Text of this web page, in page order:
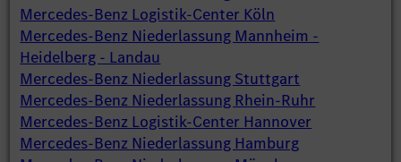
Mercedes-Benz Logistik-Center Köln
Mercedes-Benz Niederlassung Mannheim -
Heidelberg - Landau
Mercedes-Benz Niederlassung Stuttgart
Mercedes-Benz Niederlassung Rhein-Ruhr
Mercedes-Benz Logistik-Center Hannover
Mercedes-Benz Niederlassung Hamburg